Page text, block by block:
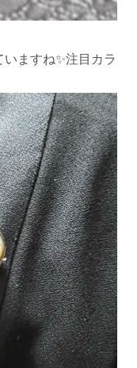
ますね✨注目カラ